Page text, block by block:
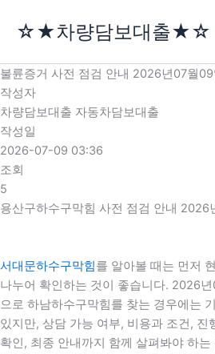
로
건
너
뛰
기
☆★차량담보대출★☆
불륜증거 사전 점검 안내 2026년07월
작성자
차량담보대출 자동차담보대출
작성일
2026-07-09 03:36
조회
5
용산구하수구막힘 사전 점검 안내
서대문하수구막힘를 알아볼 때는 먼저
나누어 확인하는 것이 좋습니다. 2026
으로 하남하수구막힘를 찾는 경우에는
있지만, 상담 가능 여부, 비용과 조건, 진
확인, 최종 안내까지 함께 살펴봐야 하